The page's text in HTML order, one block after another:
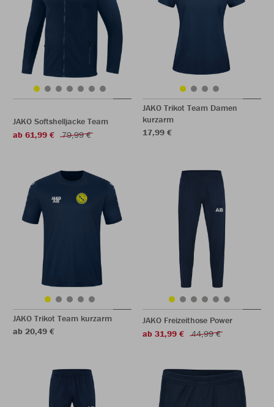
JAKO Softshelljacke Team
ab 61,99 €
79,99 €
JAKO Trikot Team Damen
kurzarm
17,99 €
JAKO Trikot Team kurzarm
ab 20,49 €
JAKO Freizeithose Power
ab 31,99 €
44,99 €